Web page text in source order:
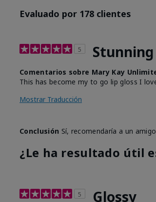
Evaluado por 178 clientes
5
Comentarios sobre Mary Kay
This has become my to go lip gloss I
Mostrar Traducción
Conclusión Sí, recomendaría a un amigo
¿Le ha resultado útil
5 Glossy